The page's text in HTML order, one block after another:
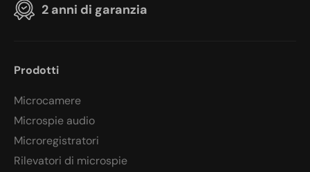
2 anni di garanzia
Prodotti
Microcamere
Microspie audio
Microregistratori
Rilevatori di microspie